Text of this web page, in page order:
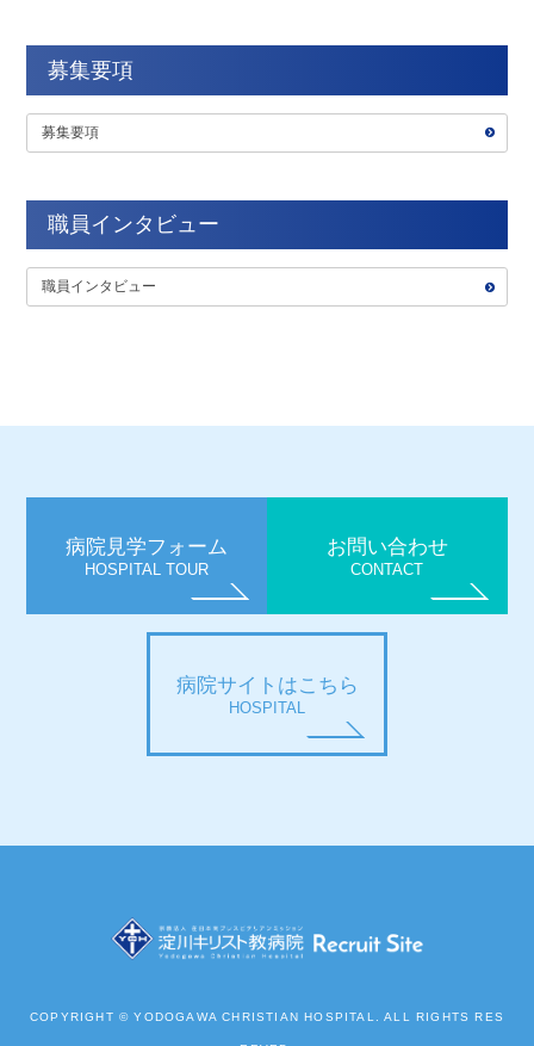
募集要項
募集要項
職員インタビュー
職員インタビュー
病院見学フォーム
HOSPITAL TOUR
お問い合わせ
CONTACT
病院サイトはこちら
HOSPITAL
COPYRIGHT © YODOGAWA CHRISTIAN HOSPITAL. ALL RIGHTS RES